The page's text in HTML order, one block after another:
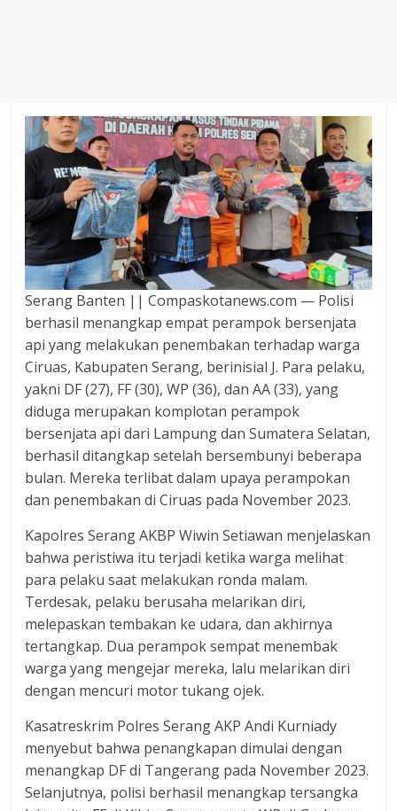
menereapkan
standar
jurnalisme
dalam
setiap
liputan
peristiwa
tulis
secara
cerdas,
tajam
dan
berimbang.
Serang Banten || Compaskotanews.com — Polisi
berhasil menangkap empat perampok bersenjata
api yang melakukan penembakan terhadap warga
Ciruas, Kabupaten Serang, berinisial J. Para pelaku,
yakni DF (27), FF (30), WP (36), dan AA (33), yang
diduga merupakan komplotan perampok
bersenjata api dari Lampung dan Sumatera Selatan,
berhasil ditangkap setelah bersembunyi beberapa
bulan. Mereka terlibat dalam upaya perampokan
dan penembakan di Ciruas pada November 2023.
Kapolres Serang AKBP Wiwin Setiawan menjelaskan
bahwa peristiwa itu terjadi ketika warga melihat
para pelaku saat melakukan ronda malam.
Terdesak, pelaku berusaha melarikan diri,
melepaskan tembakan ke udara, dan akhirnya
tertangkap. Dua perampok sempat menembak
warga yang mengejar mereka, lalu melarikan diri
dengan mencuri motor tukang ojek.
Kasatreskrim Polres Serang AKP Andi Kurniady
menyebut bahwa penangkapan dimulai dengan
menangkap DF di Tangerang pada November 2023.
Selanjutnya, polisi berhasil menangkap tersangka